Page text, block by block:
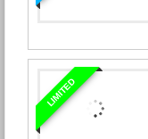
LIMITED